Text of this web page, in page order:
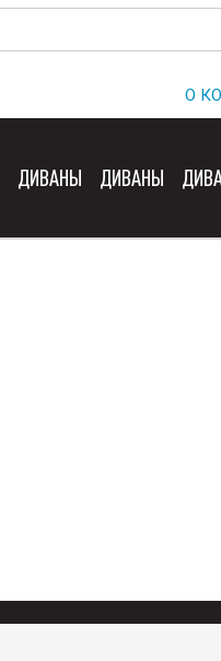
О
ДИВАНЫ ДИВАНЫ